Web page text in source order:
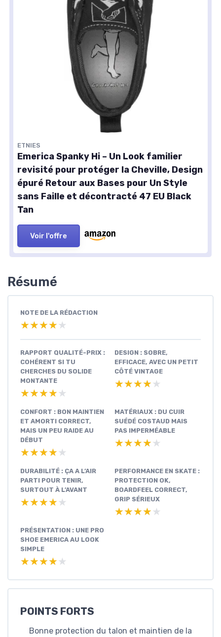
ETNIES
Emerica Spanky Hi – Un Look familier
revisité pour protéger la Cheville, Design
épuré Retour aux Bases pour Un Style
sans Faille et décontracté 47 EU Black
Tan
Voir l'offre
Résumé
NOTE DE LA RÉDACTION
★★★★★
★★★★★
RAPPORT QUALITÉ-PRIX :
COHÉRENT SI TU
CHERCHES DU SOLIDE
MONTANTE
★★★★★
★★★★★
DESIGN : SOBRE,
EFFICACE, AVEC UN PETIT
CÔTÉ VINTAGE
★★★★★
★★★★★
CONFORT : BON MAINTIEN
ET AMORTI CORRECT,
MAIS UN PEU RAIDE AU
DÉBUT
★★★★★
★★★★★
MATÉRIAUX : DU CUIR
SUÉDÉ COSTAUD MAIS
PAS IMPERMÉABLE
★★★★★
★★★★★
DURABILITÉ : ÇA A L’AIR
PARTI POUR TENIR,
SURTOUT À L’AVANT
★★★★★
★★★★★
PERFORMANCE EN SKATE :
PROTECTION OK,
BOARDFEEL CORRECT,
GRIP SÉRIEUX
★★★★★
★★★★★
PRÉSENTATION : UNE PRO
SHOE EMERICA AU LOOK
SIMPLE
★★★★★
★★★★★
POINTS FORTS
Bonne protection du talon et maintien de la